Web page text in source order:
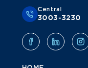
Central
3003-3230